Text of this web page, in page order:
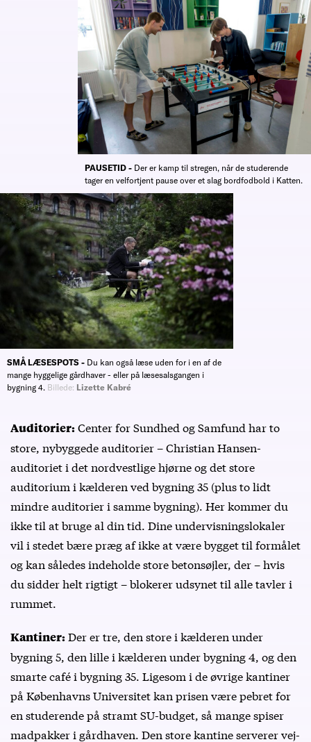
PAUSETID - Der er kamp til stregen, når de studerende
tager en velfortjent pause over et slag bordfodbold i Katten.
SMÅ LÆSESPOTS - Du kan også læse uden for i en af de
mange hyggelige gårdhaver - eller på læsesalsgangen i
bygning 4. Billede: Lizette Kabré
Auditorier:Center for Sundhed og Samfund har to
store, nybyggede auditorier – Christian Hansen-
auditoriet i det nordvestlige hjørne og det store
auditorium i kælderen ved bygning 35 (plus to lidt
mindre auditorier i samme bygning). Her kommer du
ikke til at bruge al din tid. Dine undervisningslokaler
vil i stedet bære præg af ikke at være bygget til formålet
og kan således indeholde store betonsøjler, der – hvis
du sidder helt rigtigt – blokerer udsynet til alle tavler i
rummet.
Kantiner:Der er tre, den store i kælderen under
bygning 5, den lille i kælderen under bygning 4, og den
smarte café i bygning 35. Ligesom i de øvrige kantiner
på Københavns Universitet kan prisen være pebret for
en studerende på stramt SU-budget, så mange spiser
madpakker i gårdhaven. Den store kantine serverer vej-